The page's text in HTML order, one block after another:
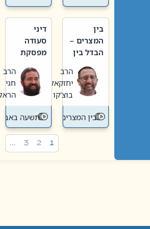
בין
המצרים –
הבדל בין
חדשה
לישנה
הרב
יחזקאל
בוצ'קו
בין המצרים
דיני
סעודה
מפסקת
תשעה
באב
הרב
חגי
הראל
תשעה באב